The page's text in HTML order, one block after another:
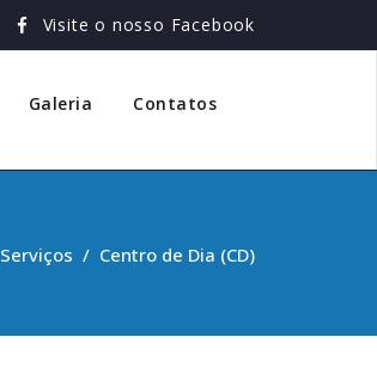
Visite o nosso Facebook
Galeria Contatos
Serviços / Centro de Dia (CD)